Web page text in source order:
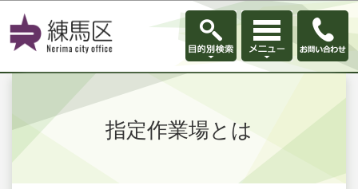
このページの本文へ移動
指定作業場とは